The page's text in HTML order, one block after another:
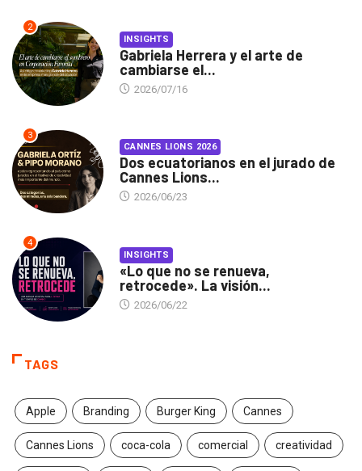
2
INSIGHTS
Gabriela Herrera y el arte de
cambiarse el...
2026/07/16
3
CANNES LIONS 2026
Dos ecuatorianos en el jurado de
Cannes Lions...
2026/06/23
4
INSIGHTS
«Lo que no se renueva,
retrocede». La visión...
2026/06/22
TAGS
Apple Branding Burger King Cannes
Cannes Lions coca-cola comercial creatividad